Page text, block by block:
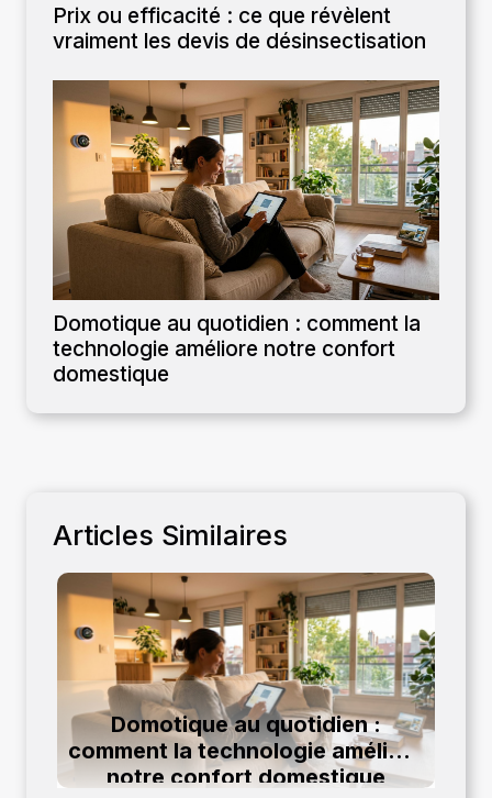
Prix ou efficacité : ce que révèlent
vraiment les devis de désinsectisation
Domotique au quotidien : comment la
technologie améliore notre confort
domestique
Articles Similaires
Domotique au quotidien :
comment la technologie améliore
notre confort domestique